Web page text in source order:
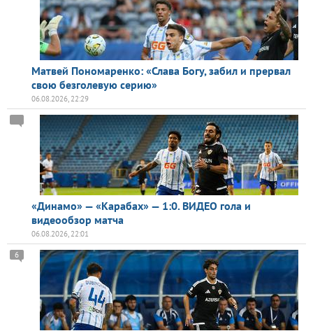
Матвей Пономаренко: «Слава Богу, забил и прервал
свою безголевую серию»
06.08.2026, 22:29
«Динамо» — «Карабах» — 1:0. ВИДЕО гола и
видеообзор матча
06.08.2026, 22:01
6